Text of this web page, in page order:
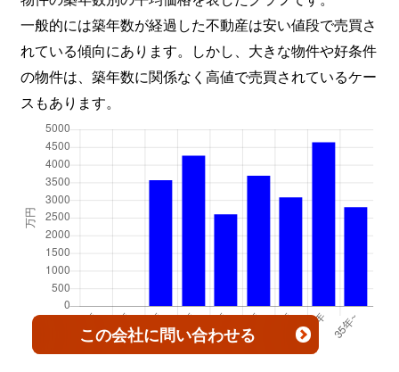
一般的には築年数が経過した不動産は安い値段で売買さ
れている傾向にあります。しかし、大きな物件や好条件
の物件は、築年数に関係なく高値で売買されているケー
スもあります。
この会社に問い合わせる